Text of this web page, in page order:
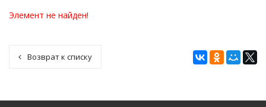
Элемент не найден!
Возврат к списку